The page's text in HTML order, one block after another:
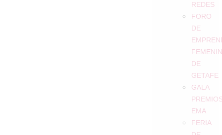
REDES
FORO
DE
DE
GETAFE
GALA
EMA
FERIA